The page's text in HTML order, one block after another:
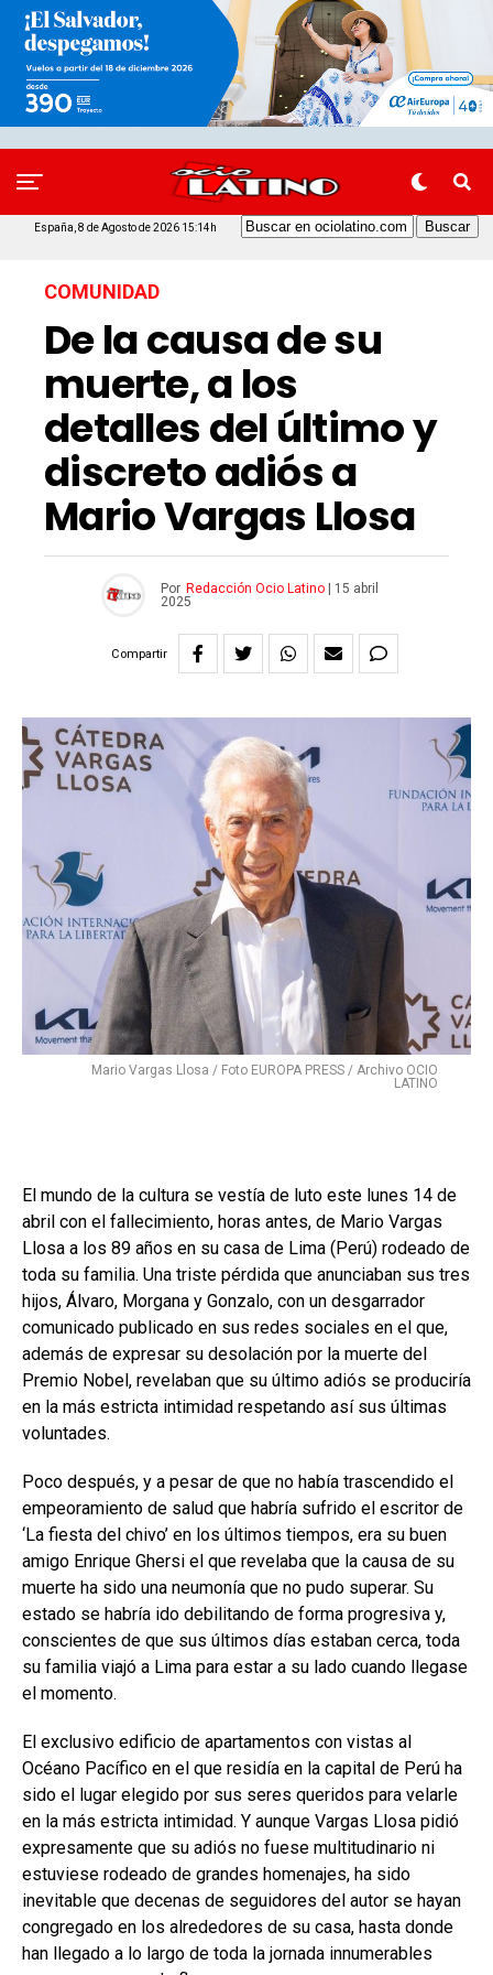
España, 8 de Agosto de 2026 15:14h
COMUNIDAD
De la causa de su
muerte, a los
detalles del último y
discreto adiós a
Mario Vargas Llosa
Por Redacción Ocio Latino|
15 abril
2025
Compartir
Mario Vargas Llosa / Foto EUROPA PRESS / Archivo OCIO
LATINO
El mundo de la cultura se vestía de luto este lunes 14 de
abril con el fallecimiento, horas antes, de Mario Vargas
Llosa a los 89 años en su casa de Lima (Perú) rodeado de
toda su familia. Una triste pérdida que anunciaban sus tres
hijos, Álvaro, Morgana y Gonzalo, con un desgarrador
comunicado publicado en sus redes sociales en el que,
además de expresar su desolación por la muerte del
Premio Nobel, revelaban que su último adiós se produciría
en la más estricta intimidad respetando así sus últimas
voluntades.
Poco después, y a pesar de que no había trascendido el
empeoramiento de salud que habría sufrido el escritor de
‘La fiesta del chivo’ en los últimos tiempos, era su buen
amigo Enrique Ghersi el que revelaba que la causa de su
muerte ha sido una neumonía que no pudo superar. Su
estado se habría ido debilitando de forma progresiva y,
conscientes de que sus últimos días estaban cerca, toda
su familia viajó a Lima para estar a su lado cuando llegase
el momento.
El exclusivo edificio de apartamentos con vistas al
Océano Pacífico en el que residía en la capital de Perú ha
sido el lugar elegido por sus seres queridos para velarle
en la más estricta intimidad. Y aunque Vargas Llosa pidió
expresamente que su adiós no fuese multitudinario ni
estuviese rodeado de grandes homenajes, ha sido
inevitable que decenas de seguidores del autor se hayan
congregado en los alrededores de su casa, hasta donde
han llegado a lo largo de toda la jornada innumerables